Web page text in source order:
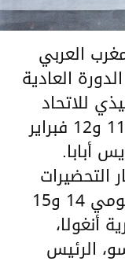
العربي
العادية
للاتحاد
الإفريقي، التي انعقدت يومي 11 و12 فبراير
التحضيرات
الجارية لعقد القمة الإفريقية يومي 14 و15
أنغولا،
الرئيس